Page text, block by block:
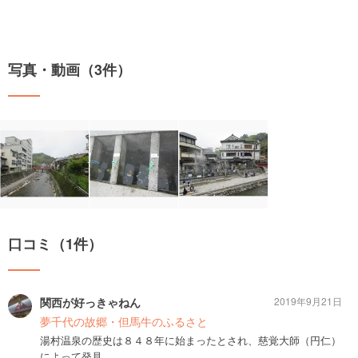
写真・動画（3件）
口コミ（1件）
関西が好っきゃねん
夢千代の故郷・但馬牛のふるさと
湯村温泉の歴史は８４８年に始まったとされ、慈覚大師（円仁）
2019年9月21日